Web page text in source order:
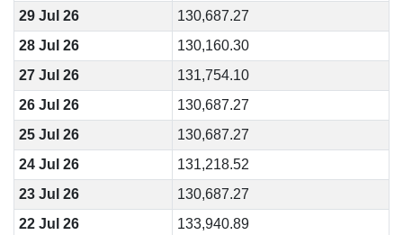
29 Jul 26
130,687.27
28 Jul 26
130,160.30
27 Jul 26
131,754.10
26 Jul 26
130,687.27
25 Jul 26
130,687.27
24 Jul 26
131,218.52
23 Jul 26
130,687.27
22 Jul 26
133,940.89